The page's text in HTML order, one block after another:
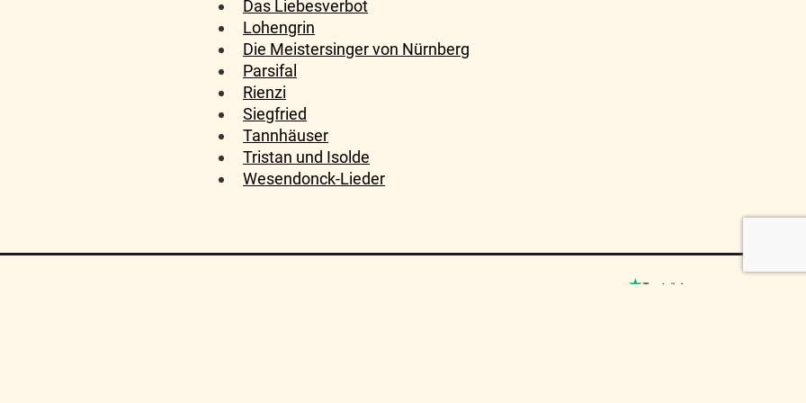
Das Liebesverbot
Lohengrin
Die Meistersinger von Nürnberg
Parsifal
Rienzi
Siegfried
Tannhäuser
Tristan und Isolde
Wesendonck-Lieder